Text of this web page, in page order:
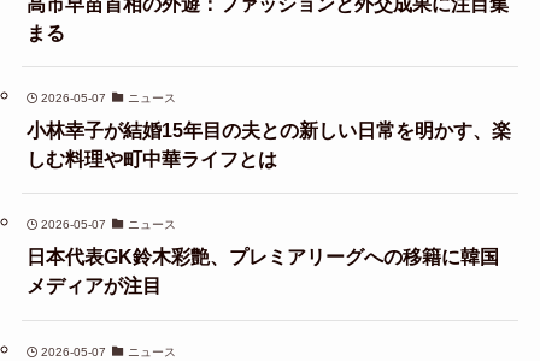
まる
2026-05-07 ニュース
小林幸子が結婚15年目の夫との新しい日常を明かす、楽
しむ料理や町中華ライフとは
2026-05-07 ニュース
日本代表GK鈴木彩艶、プレミアリーグへの移籍に韓国
メディアが注目
2026-05-07 ニュース